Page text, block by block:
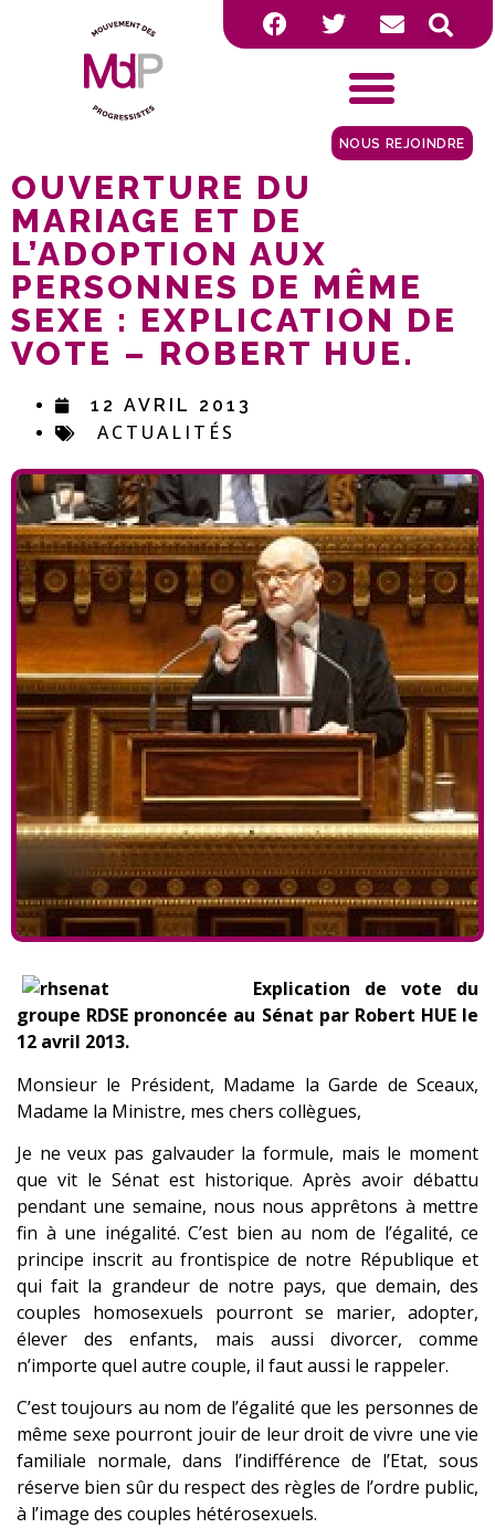
NOUS REJOINDRE
OUVERTURE DU
MARIAGE ET DE
L’ADOPTION AUX
PERSONNES DE MÊME
SEXE : EXPLICATION DE
VOTE – ROBERT HUE.
12 AVRIL 2013
ACTUALITÉS
Explication de vote du
groupe RDSE prononcée au Sénat par Robert HUE le
12 avril 2013.
Monsieur le Président, Madame la Garde de Sceaux,
Madame la Ministre, mes chers collègues,
Je ne veux pas galvauder la formule, mais le moment
que vit le Sénat est historique. Après avoir débattu
pendant une semaine, nous nous apprêtons à mettre
fin à une inégalité. C’est bien au nom de l’égalité, ce
principe inscrit au frontispice de notre République et
qui fait la grandeur de notre pays, que demain, des
couples homosexuels pourront se marier, adopter,
élever des enfants, mais aussi divorcer, comme
n’importe quel autre couple, il faut aussi le rappeler.
C’est toujours au nom de l’égalité que les personnes de
même sexe pourront jouir de leur droit de vivre une vie
familiale normale, dans l’indifférence de l’Etat, sous
réserve bien sûr du respect des règles de l’ordre public,
à l’image des couples hétérosexuels.